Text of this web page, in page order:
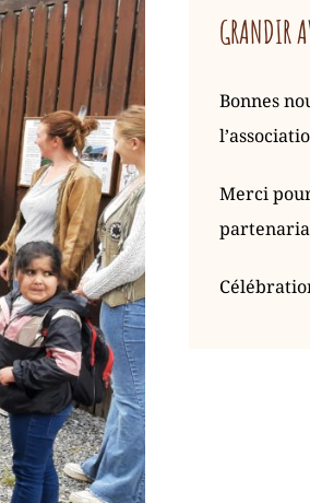
GRANDIR
Bonnes
Merci